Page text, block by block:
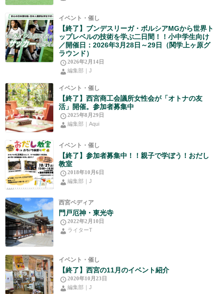
イベント・催し
【終了】ブンデスリーガ・ボルシアMGから世界ト
ップレベルの技術を学ぶ二日間！！小中学生向け
／開催日：2026年3月28日～29日（関学上ヶ原グ
ラウンド）
2026年2月14日
編集部｜J
イベント・催し
【終了】西宮商工会議所女性会が「オトナの友
活」開催。参加者募集中
2025年8月29日
編集部｜Aqui
イベント・催し
【終了】参加者募集中！！親子で学ぼう！おだし
教室
2018年10月6日
編集部｜J
西宮ペディア
門戸厄神・東光寺
2022年2月10日
ライターT
イベント・催し
【終了】西宮の11月のイベント紹介
2020年10月23日
編集部｜J